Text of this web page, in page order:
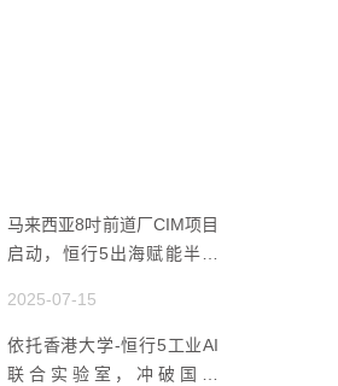
马来西亚8吋前道厂CIM项目
启动，恒行5出海赋能半导
2025-07-15
依托香港大学-恒行5工业AI
联合实验室，冲破国产